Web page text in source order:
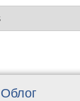
Облог